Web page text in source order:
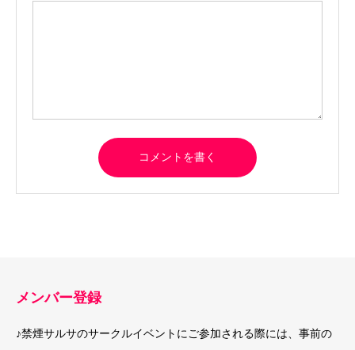
メンバー登録
♪禁煙サルサのサークルイベントにご参加される際には、事前の